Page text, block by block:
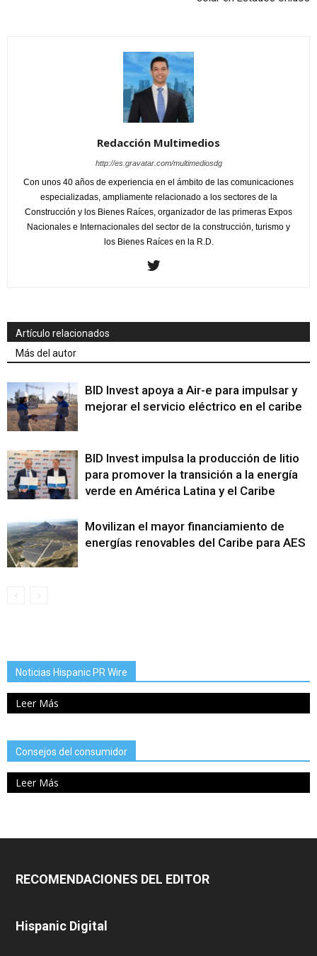
Redacción Multimedios
http://es.gravatar.com/multimediosdg
Con unos 40 años de experiencia en el ámbito de las comunicaciones
especializadas, ampliamente relacionado a los sectores de la
Construcción y los Bienes Raíces, organizador de las primeras Expos
Nacionales e Internacionales del sector de la construcción, turismo y
los Bienes Raíces en la R.D.
Artículo relacionados
Más del autor
BID Invest apoya a Air-e para impulsar y
mejorar el servicio eléctrico en el caribe
BID Invest impulsa la producción de litio
para promover la transición a la energía
verde en América Latina y el Caribe
Movilizan el mayor financiamiento de
energías renovables del Caribe para AES
Noticias Hispanic PR Wire
Leer Más
Consejos del consumidor
Leer Más
RECOMENDACIONES DEL EDITOR
Hispanic Digital